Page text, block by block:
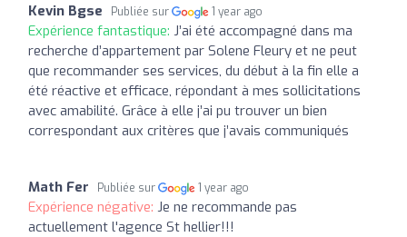
Kevin Bgse Publiée sur 1 year ago
Expérience fantastique: J’ai été accompagné dans ma
recherche d’appartement par Solene Fleury et ne peut
que recommander ses services, du début à la fin elle a
été réactive et efficace, répondant à mes sollicitations
avec amabilité. Grâce à elle j’ai pu trouver un bien
correspondant aux critères que j’avais communiqués
Math Fer Publiée sur 1 year ago
Expérience négative: Je ne recommande pas
actuellement l'agence St hellier!!!